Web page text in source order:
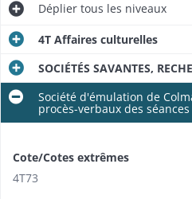
Déplier tous les niveaux
4T Affaires culturelles
SOCIÉTÉS SAVANTES,
Société d'émulation de
procès-verbaux des séances
Cote/Cotes extrêmes
4T73